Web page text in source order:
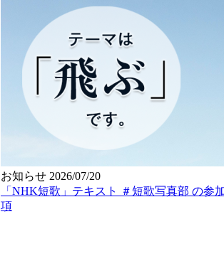
お知らせ 2026/07/20
「NHK短歌」テキスト ＃短歌写真部 の参
項